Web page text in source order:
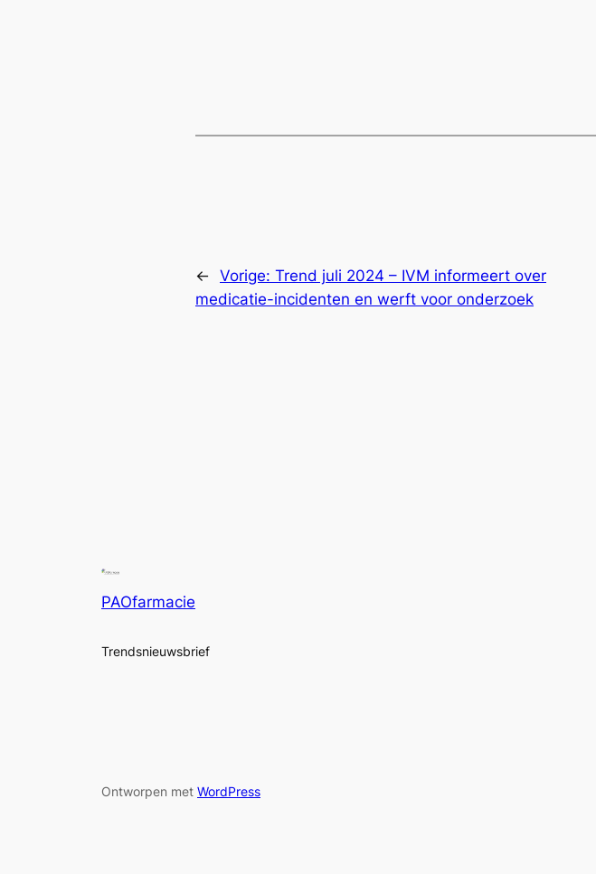
← Vorige: Trend juli 2024 – IVM informeert over
medicatie-incidenten en werft voor onderzoek
PAOfarmacie
Trendsnieuwsbrief
Ontworpen met WordPress